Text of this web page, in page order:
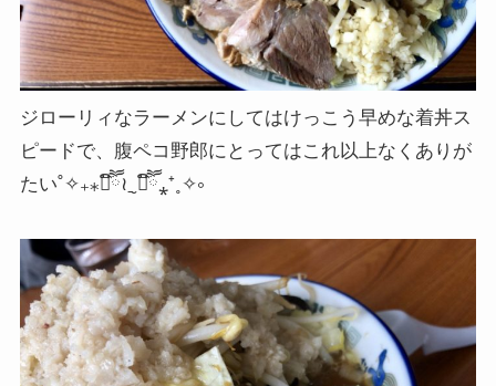
ジローリィなラーメンにしてはけっこう早めな着丼ス
ピードで、腹ペコ野郎にとってはこれ以上なくありが
たい˚✧₊⁎❝᷀ົཽ≀ˍ̮ ❝᷀ົཽ⁎⁺˳✧༚